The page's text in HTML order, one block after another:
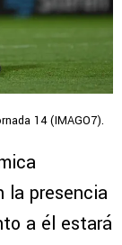
14 (IMAGO7).
la presencia
a él estará